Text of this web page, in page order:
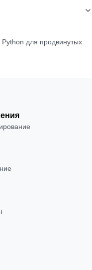
для продвинутых